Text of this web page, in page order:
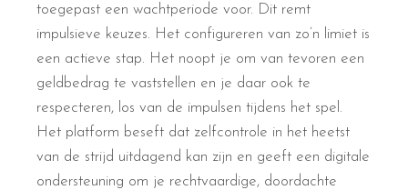
toegepast een wachtperiode voor. Dit remt
impulsieve keuzes. Het configureren van zo’n limiet is
een actieve stap. Het noopt je om van tevoren een
geldbedrag te vaststellen en je daar ook te
respecteren, los van de impulsen tijdens het spel.
Het platform beseft dat zelfcontrole in het heetst
van de strijd uitdagend kan zijn en geeft een digitale
ondersteuning om je rechtvaardige, doordachte